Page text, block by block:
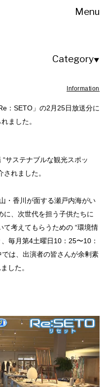
Category▼
Information
：SETO」の2月25日放送分に
ました。
サステナブルな観光スポッ
されました。
・香川が面する瀬戸内海がい
に、次世代を担う子供たちに
考えてもらうための “環境情
毎月第4土曜日10：25〜10：
は、出演者の皆さんが余剰素
した。